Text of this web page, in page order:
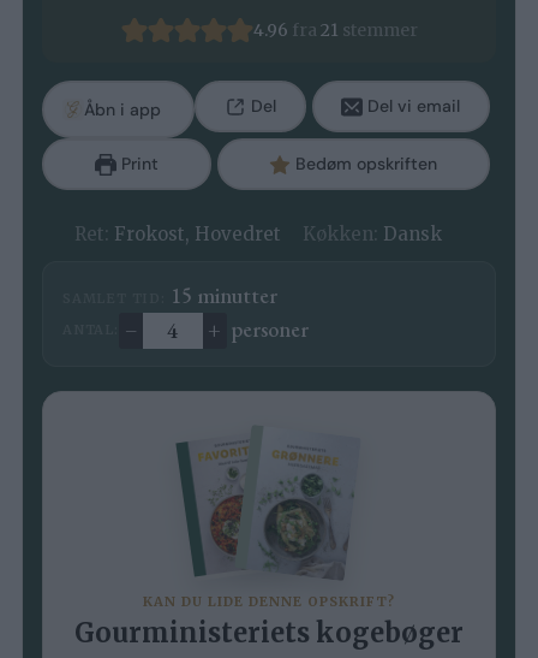
4.96 fra 21 stemmer
Åbn i app Del Del vi email
Print Bedøm opskriften
Ret: Frokost, Hovedret Køkken: Dansk
15minutter
minutter
Ændre antal
– + personer
KAN DU LIDE DENNE OPSKRIFT?
Gourministeriets kogebøger